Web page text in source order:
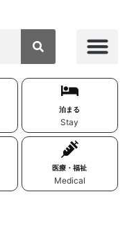
泊まる
Stay
医療・福祉
Medical